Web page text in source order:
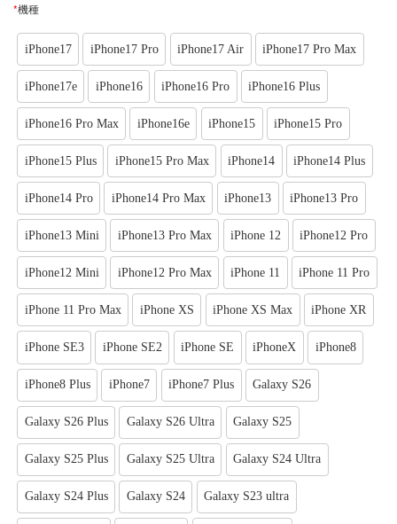
*機種
iPhone17 iPhone17 Pro iPhone17 Air iPhone17 Pro Max
iPhone17e iPhone16 iPhone16 Pro iPhone16 Plus
iPhone16 Pro Max iPhone16e iPhone15 iPhone15 Pro
iPhone15 Plus iPhone15 Pro Max iPhone14 iPhone14 Plus
iPhone14 Pro iPhone14 Pro Max iPhone13 iPhone13 Pro
iPhone13 Mini iPhone13 Pro Max iPhone 12 iPhone12 Pro
iPhone12 Mini iPhone12 Pro Max iPhone 11 iPhone 11 Pro
iPhone 11 Pro Max iPhone XS iPhone XS Max iPhone XR
iPhone SE3 iPhone SE2 iPhone SE iPhoneX iPhone8
iPhone8 Plus iPhone7 iPhone7 Plus Galaxy S26
Galaxy S26 Plus Galaxy S26 Ultra Galaxy S25
Galaxy S25 Plus Galaxy S25 Ultra Galaxy S24 Ultra
Galaxy S24 Plus Galaxy S24 Galaxy S23 ultra